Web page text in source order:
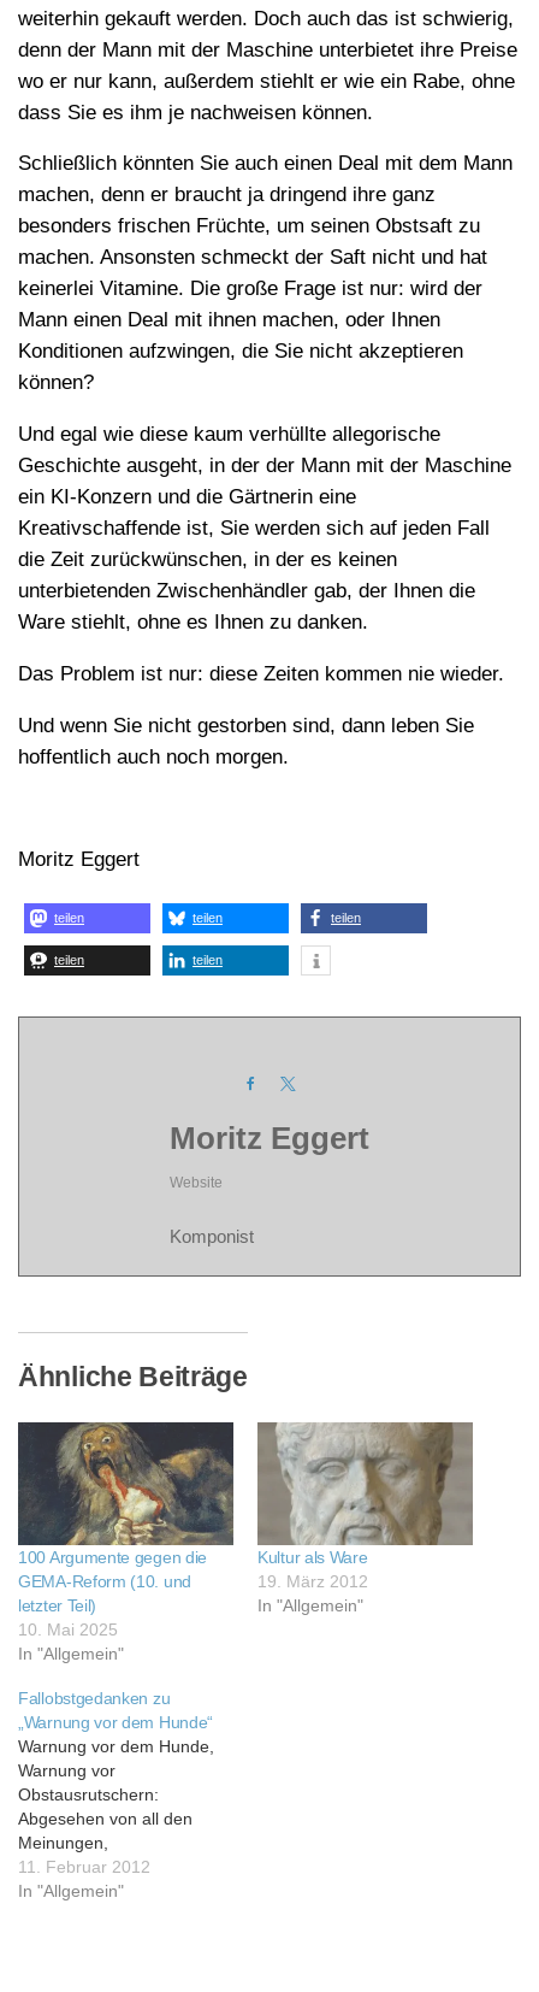
weiterhin gekauft werden. Doch auch das ist schwierig,
denn der Mann mit der Maschine unterbietet ihre Preise
wo er nur kann, außerdem stiehlt er wie ein Rabe, ohne
dass Sie es ihm je nachweisen können.
Schließlich könnten Sie auch einen Deal mit dem Mann
machen, denn er braucht ja dringend ihre ganz
besonders frischen Früchte, um seinen Obstsaft zu
machen. Ansonsten schmeckt der Saft nicht und hat
keinerlei Vitamine. Die große Frage ist nur: wird der
Mann einen Deal mit ihnen machen, oder Ihnen
Konditionen aufzwingen, die Sie nicht akzeptieren
können?
Und egal wie diese kaum verhüllte allegorische
Geschichte ausgeht, in der der Mann mit der Maschine
ein KI-Konzern und die Gärtnerin eine
Kreativschaffende ist, Sie werden sich auf jeden Fall
die Zeit zurückwünschen, in der es keinen
unterbietenden Zwischenhändler gab, der Ihnen die
Ware stiehlt, ohne es Ihnen zu danken.
Das Problem ist nur: diese Zeiten kommen nie wieder.
Und wenn Sie nicht gestorben sind, dann leben Sie
hoffentlich auch noch morgen.
Moritz Eggert
teilen teilen teilen
teilen teilen
Moritz Eggert
Website
Komponist
Ähnliche Beiträge
100 Argumente gegen die
GEMA-Reform (10. und
letzter Teil)
10. Mai 2025
In "Allgemein"
Kultur als Ware
19. März 2012
In "Allgemein"
Fallobstgedanken zu
„Warnung vor dem Hunde“
Warnung vor dem Hunde,
Warnung vor
Obstausrutschern:
Abgesehen von all den
Meinungen,
Umgangsvorschlägen und
externen Reaktionen,
11. Februar 2012
In "Allgemein"